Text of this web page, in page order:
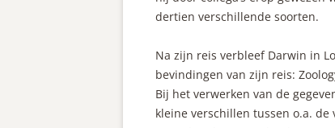
dertien verschillende soorten.
Na zijn reis verbleef Darwin in
bevindingen van zijn reis:
Bij het verwerken van de
kleine verschillen tussen o.a.